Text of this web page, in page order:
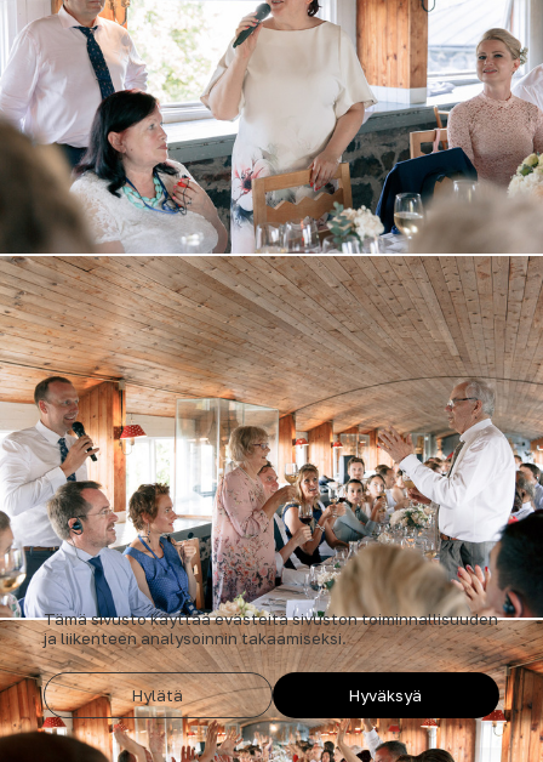
Tämä sivusto käyttää evästeitä sivuston toiminnallisuuden
ja liikenteen analysoinnin takaamiseksi.
Hylätä Hyväksyä